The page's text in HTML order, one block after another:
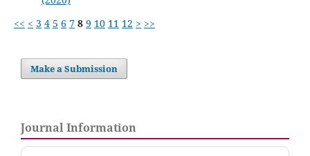
<< < 3 4 5 6 7 8 9 10 11 12 > >>
Make a Submission
Journal Information